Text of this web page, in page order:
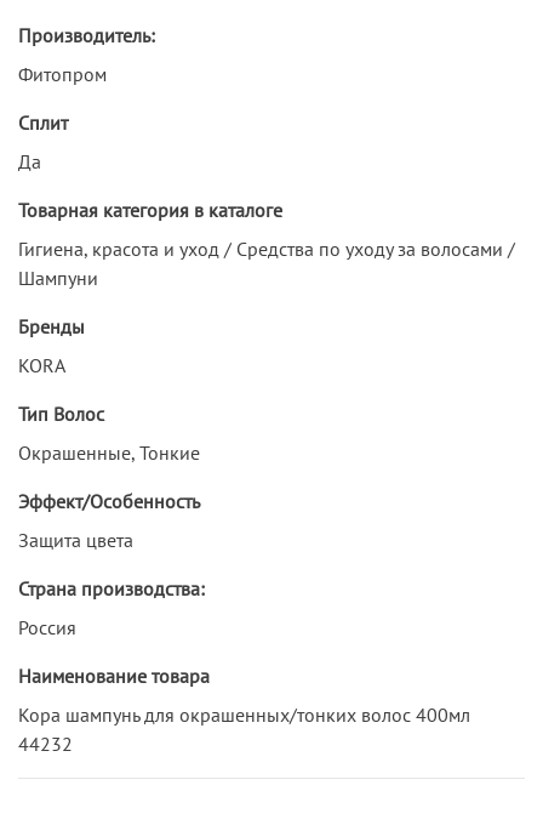
Производитель:
Фитопром
Сплит
Да
Товарная категория в каталоге
Гигиена, красота и уход / Средства по уходу за волосами /
Шампуни
Бренды
KORA
Тип Волос
Окрашенные, Тонкие
Эффект/Особенность
Защита цвета
Страна производства:
Россия
Наименование товара
Кора шампунь для окрашенных/тонких волос 400мл
44232